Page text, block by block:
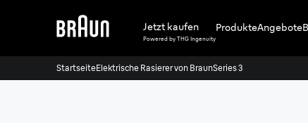
Jetzt kaufen
Powered by THG Ingenuity
ProdukteAngebote
StartseiteElektrische Rasierer von BraunSeries 3